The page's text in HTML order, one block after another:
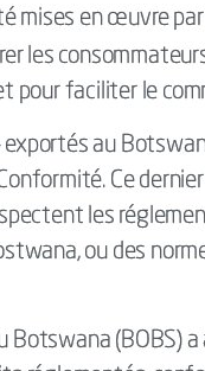
mises en œuvre
les
pour faciliter le
au
Ce
les
ou des
Botswana